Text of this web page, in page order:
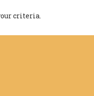
criteria.